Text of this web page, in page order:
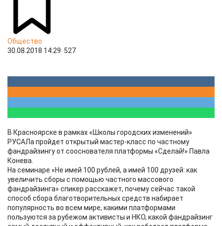
Общество
30.08.2018 14:29 527
В Красноярске в рамках «Школы городских изменений»
РУСАЛа пройдет открытый мастер-класс по частному
фандрайзингу от сооснователя платформы «Сделай!» Павла
Конева.
На семинаре «Не имей 100 рублей, а имей 100 друзей: как
увеличить сборы с помощью частного массового
фандрайзинга» спикер расскажет, почему сейчас такой
способ сбора благотворительных средств набирает
популярность во всем мире, какими платформами
пользуются за рубежом активисты и НКО, какой фандрайзинг